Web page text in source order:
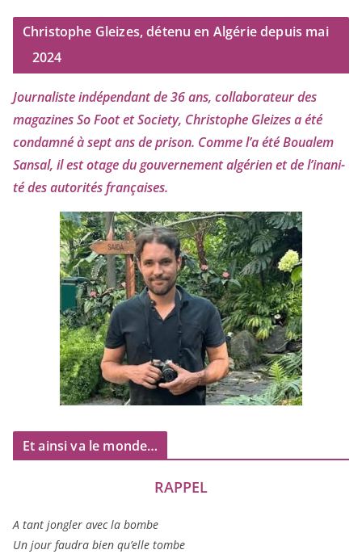
Christophe Gleizes, détenu en Algérie depuis mai
2024
Journaliste indé­pen­dant de36ans, col­la­bo­ra­teur des
maga­zines So Foot et Society, Christophe Gleizesa été
condam­né à sept ans de pri­son. Comme l’a été Boualem
Sansal, il est otage du gou­ver­ne­ment algé­rien et de l’i­na­ni­
té des auto­ri­tés françaises.
Et ainsi va le monde…
RAPPEL
A tant jon­gler avec la bombe
Un jour fau­dra bien qu’elle tombe